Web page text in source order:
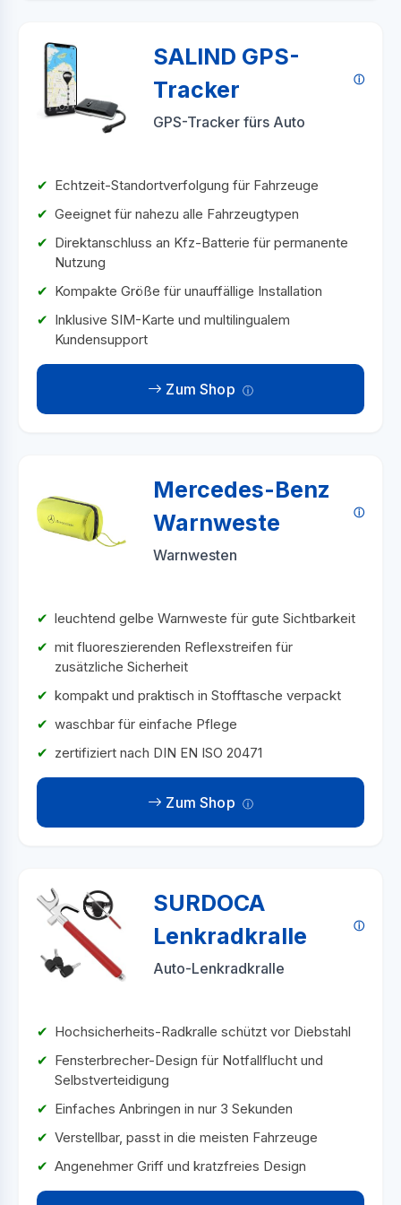
SALIND GPS-
Tracker
GPS-Tracker fürs Auto
Echtzeit-Standortverfolgung für Fahrzeuge
Geeignet für nahezu alle Fahrzeugtypen
Direktanschluss an Kfz-Batterie für permanente
Nutzung
Kompakte Größe für unauffällige Installation
Inklusive SIM-Karte und multilingualem
Kundensupport
Zum Shop
Mercedes-Benz
Warnweste
Warnwesten
leuchtend gelbe Warnweste für gute Sichtbarkeit
mit fluoreszierenden Reflexstreifen für
zusätzliche Sicherheit
kompakt und praktisch in Stofftasche verpackt
waschbar für einfache Pflege
zertifiziert nach DIN EN ISO 20471
Zum Shop
SURDOCA
Lenkradkralle
Auto-Lenkradkralle
Hochsicherheits-Radkralle schützt vor Diebstahl
Fensterbrecher-Design für Notfallflucht und
Selbstverteidigung
Einfaches Anbringen in nur 3 Sekunden
Verstellbar, passt in die meisten Fahrzeuge
Angenehmer Griff und kratzfreies Design